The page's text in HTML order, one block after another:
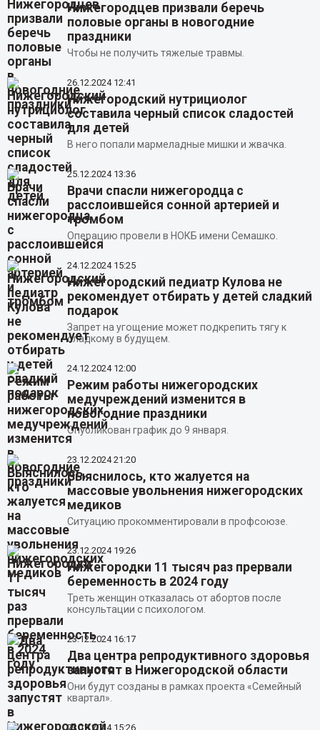
Нижегородцев призвали беречь
половые органы в новогодние
праздники
Чтобы не получить тяжелые травмы.
26.12.2024 12:41
Нижегородский нутрициолог
составила черный список сладостей
для детей
В него попали мармеладные мишки и жвачка.
25.12.2024 13:36
Врачи спасли нижегородца с
расслоившейся сонной артерией и
тромбом
Операцию провели в НОКБ имени Семашко.
24.12.2024 15:25
Нижегородский педиатр Кулова не
рекомендует отбирать у детей сладкий
подарок
Запрет на угощение может подкрепить тягу к
сладкому в будущем.
24.12.2024 12:00
Режим работы нижегородских
медучреждений изменится в
новогодние праздники
Опубликован график до 9 января.
23.12.202421:20
Выяснилось, кто жалуется на
массовые увольнения нижегородских
медиков
Ситуацию прокомментировали в профсоюзе.
23.12.2024 19:26
Нижегородки 11 тысяч раз прервали
беременность в 2024 году
Треть женщин отказалась от абортов после
консультации с психологом.
23.12.2024 16:17
Два центра репродуктивного здоровья
запустят в Нижегородской области
Они будут созданы в рамках проекта «Семейный
квартал».
23.12.2024 15:26